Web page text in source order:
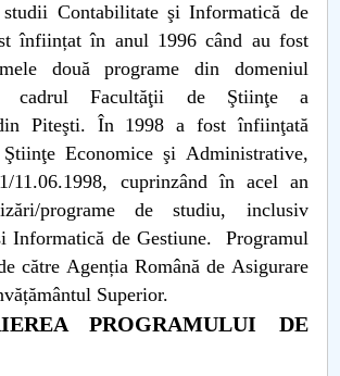
- ADMITERE
Contabilitate şi Informatică de
înființat în anul 1996 când au fost
două programe din domeniul
cadrul Facultăţii de Ştiinţe a
Piteşti. În 1998 a fost înfiinţată
Economice şi Administrative,
11.06.1998, cuprinzând în acel an
programe de studiu, inclusiv
Informatică de Gestiune. Programul
către Agenția Română de Asigurare
Superior.
PROGRAMULUI DE